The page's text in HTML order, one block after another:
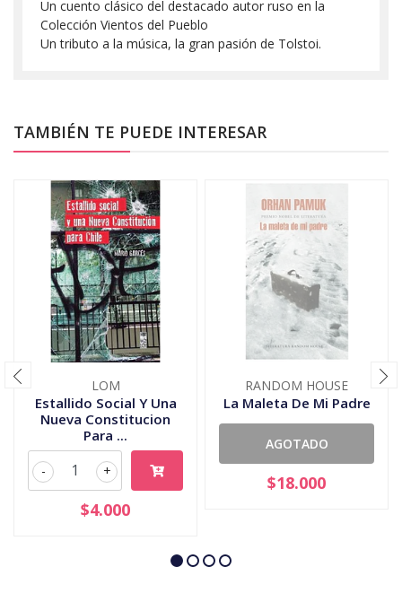
Un cuento clásico del destacado autor ruso en la
Colección Vientos del Pueblo
Un tributo a la música, la gran pasión de Tolstoi.
TAMBIÉN TE PUEDE INTERESAR
LOM
Estallido Social Y Una
Nueva Constitucion
Para ...
+
-
$4.000
RANDOM HOUSE
La Maleta De Mi Padre
AGOTADO
$18.000